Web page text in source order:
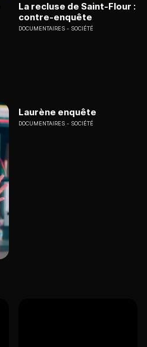
La recluse de Saint-Flour :
contre-enquête
DOCUMENTAIRES SOCIÉTÉ
Laurène enquête
DOCUMENTAIRES SOCIÉTÉ